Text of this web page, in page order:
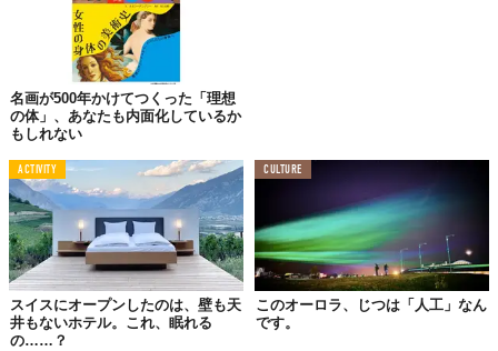
名画が500年かけてつくった「理想
の体」、あなたも内面化しているか
もしれない
ACTIVITY
スイスにオープンしたのは、壁も天
井もないホテル。これ、眠れる
の……？
CULTURE
このオーロラ、じつは「人工」なん
です。